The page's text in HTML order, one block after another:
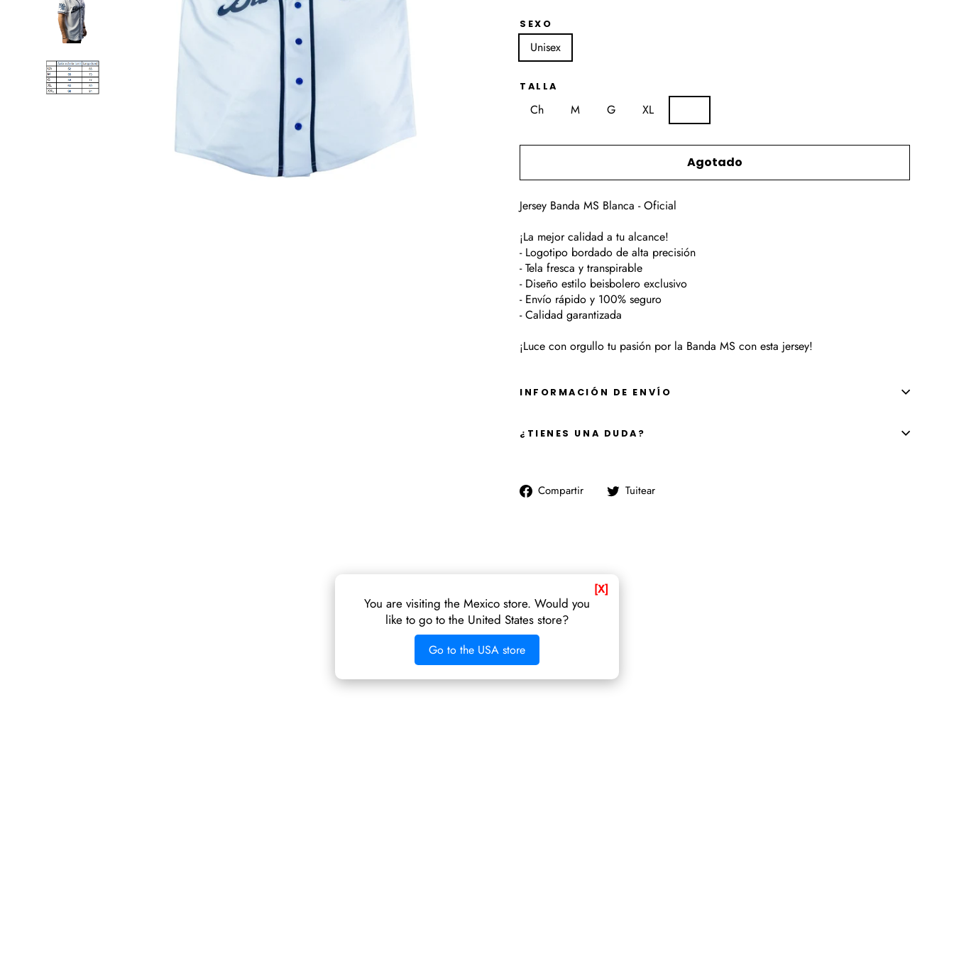
[X]
You are visiting the Mexico store. Would you
like to go to the United States store?
Go to the USA store
SEXO
Unisex
TALLA
Ch M G XL
Agotado
Jersey Banda MS Blanca - Oficial
¡La mejor calidad a tu alcance!
- Logotipo bordado de alta precisión
- Tela fresca y transpirable
- Diseño estilo beisbolero exclusivo
- Envío rápido y 100% seguro
- Calidad garantizada
¡Luce con orgullo tu pasión por la Banda MS con esta jersey!
INFORMACIÓN DE ENVÍO
¿TIENES UNA DUDA?
Compartir
CompartirTuitear
También te puede interesar